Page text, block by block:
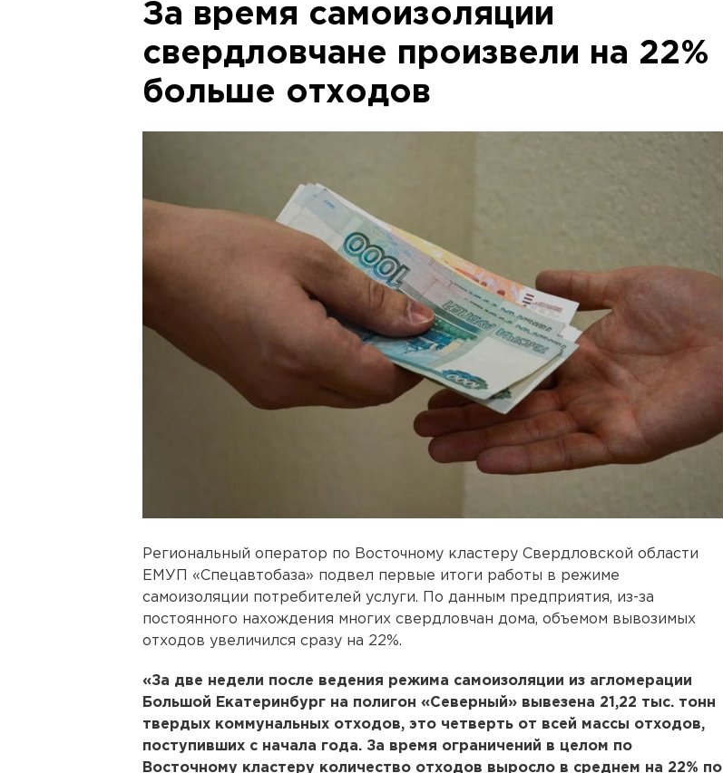
За время самоизоляции
свердловчане произвели на 22%
больше отходов
Региональный оператор по Восточному кластеру Свердловской области
ЕМУП «Спецавтобаза» подвел первые итоги работы в режиме
самоизоляции потребителей услуги. По данным предприятия, из-за
постоянного нахождения многих свердловчан дома, объемом вывозимых
отходов увеличился сразу на 22%.
«За две недели после ведения режима самоизоляции из агломерации
Большой Екатеринбург на полигон «Северный» вывезена 21,22 тыс. тонн
твердых коммунальных отходов, это четверть от всей массы отходов,
поступивших с начала года. За время ограничений в целом по
Восточному кластеру количество отходов выросло в среднем на 22% по